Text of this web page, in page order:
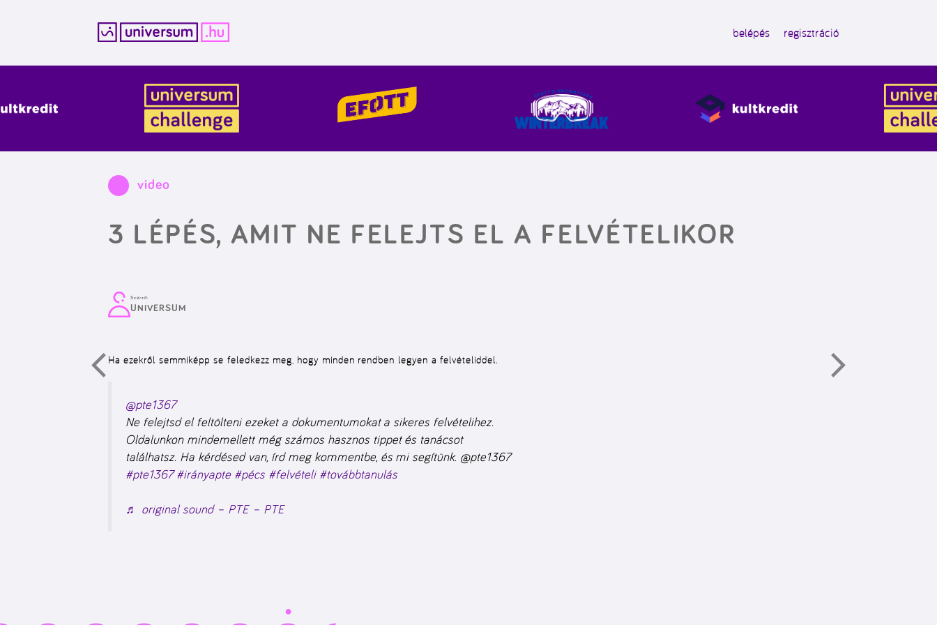
belépés regisztráció
video
3 LÉPÉS, AMIT NE FELEJTS EL A FELVÉTELIKOR
Szerző:
UNIVERSUM
Ha ezekről semmiképp se feledkezz meg, hogy minden rendben legyen a felvételiddel.
@pte1367
Ne felejtsd el feltölteni ezeket a dokumentumokat a sikeres felvételihez.
Oldalunkon mindemellett még számos hasznos tippet és tanácsot
találhatsz. Ha kérdésed van, írd meg kommentbe, és mi segítünk. @pte1367
#pte1367 #irányapte #pécs #felvételi #továbbtanulás
♬ original sound – PTE – PTE